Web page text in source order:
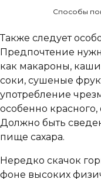
Способы
Также следует
Предпочтение
как макароны,
соки, сушеные
употребление
особенно
Должно быть
пище сахара.
Нередко скачок
фоне высоких